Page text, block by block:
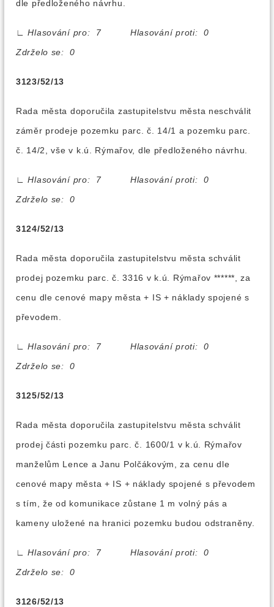
dle předloženého návrhu.
∟
Hlasování pro: 7 Hlasování proti: 0
Zdrželo se: 0
3123/52/13
Rada města doporučila zastupitelstvu města neschválit
záměr prodeje pozemku parc. č. 14/1 a pozemku parc.
č. 14/2, vše v k.ú. Rýmařov, dle předloženého návrhu.
∟
Hlasování pro: 7 Hlasování proti: 0
Zdrželo se: 0
3124/52/13
Rada města doporučila zastupitelstvu města schválit
prodej pozemku parc. č. 3316 v k.ú. Rýmařov ******, za
cenu dle cenové mapy města + IS + náklady spojené s
převodem.
∟
Hlasování pro: 7 Hlasování proti: 0
Zdrželo se: 0
3125/52/13
Rada města doporučila zastupitelstvu města schválit
prodej části pozemku parc. č. 1600/1 v k.ú. Rýmařov
manželům Lence a Janu Polčákovým, za cenu dle
cenové mapy města + IS + náklady spojené s převodem
s tím, že od komunikace zůstane 1 m volný pás a
kameny uložené na hranici pozemku budou odstraněny.
∟
Hlasování pro: 7 Hlasování proti: 0
Zdrželo se: 0
3126/52/13